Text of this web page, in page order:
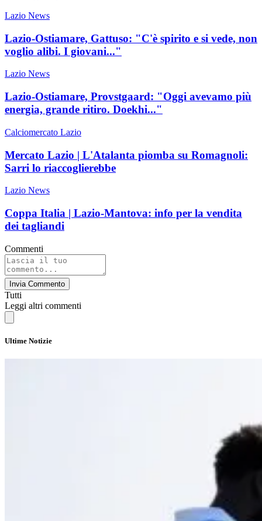
Lazio News
Lazio-Ostiamare, Gattuso: "C'è spirito e si vede, non
voglio alibi. I giovani..."
Lazio News
Lazio-Ostiamare, Provstgaard: "Oggi avevamo più
energia, grande ritiro. Doekhi..."
Calciomercato Lazio
Mercato Lazio | L'Atalanta piomba su Romagnoli:
Sarri lo riaccoglierebbe
Lazio News
Coppa Italia | Lazio-Mantova: info per la vendita
dei tagliandi
Commenti
Invia Commento
Tutti
Leggi altri commenti
Ultime Notizie